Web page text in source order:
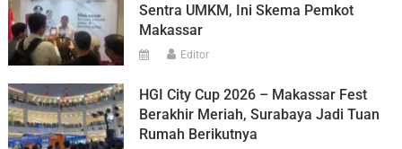
Sentra UMKM, Ini Skema Pemkot
Makassar
Editor
HGI City Cup 2026 – Makassar Fest
Berakhir Meriah, Surabaya Jadi Tuan
Rumah Berikutnya